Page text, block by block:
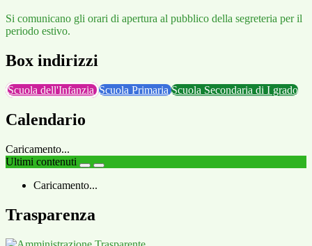
Si comunicano gli orari di apertura al pubblico della segreteria per il
periodo estivo.
Box indirizzi
Scuola dell'InfanziaScuola PrimariaScuola Secondaria di I grado
Calendario
Caricamento...
Ultimi contenuti
Caricamento...
Trasparenza